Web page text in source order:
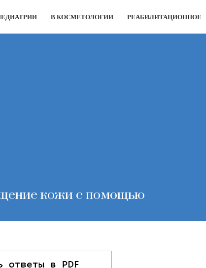
В КОСМЕТОЛОГИИ РЕАБИЛИТАЦИОННОЕ
кожи с помощью